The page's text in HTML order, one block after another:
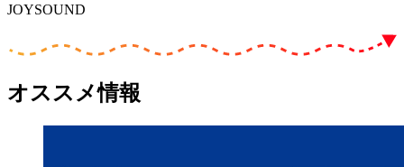
JOYSOUND
オススメ情報